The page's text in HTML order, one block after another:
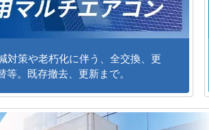
対策や老朽化に伴う、全交換、更
。既存撤去、更新まで。